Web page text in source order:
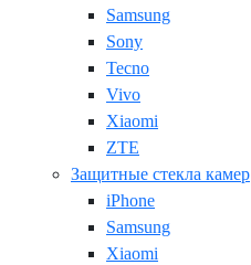
Samsung
Sony
Tecno
Vivo
Xiaomi
ZTE
Защитные стекла камер
iPhone
Samsung
Xiaomi